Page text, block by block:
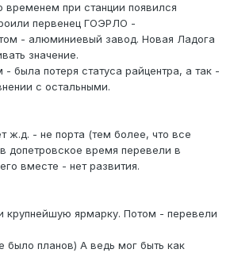
временем при станции появился
первенец ГОЭРЛО -
- алюминиевый завод. Новая Ладога
значение.
была потеря статуса райцентра, а так -
с остальными.
ж.д. - не порта (тем более, что все
допетровское время перевели в
вместе - нет развития.
крупнейшую ярмарку. Потом - перевели
было планов) А ведь мог быть как